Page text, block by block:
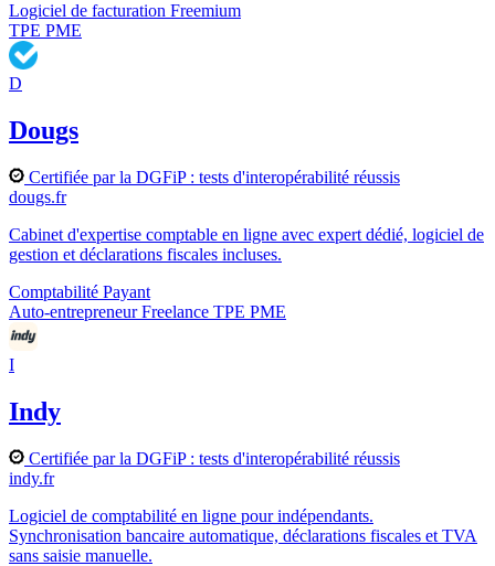
Logiciel de facturation Freemium
TPE PME
D
Dougs
Certifiée par la DGFiP : tests d'interopérabilité réussis
dougs.fr
Cabinet d'expertise comptable en ligne avec expert dédié, logiciel de
gestion et déclarations fiscales incluses.
Comptabilité Payant
Auto-entrepreneurFreelance TPE PME
I
Indy
Certifiée par la DGFiP : tests d'interopérabilité réussis
indy.fr
Logiciel de comptabilité en ligne pour indépendants.
Synchronisation bancaire automatique, déclarations fiscales et TVA
sans saisie manuelle.